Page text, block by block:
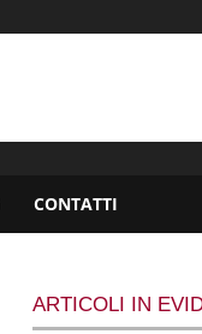
CONTATTI
ARTICOLI IN